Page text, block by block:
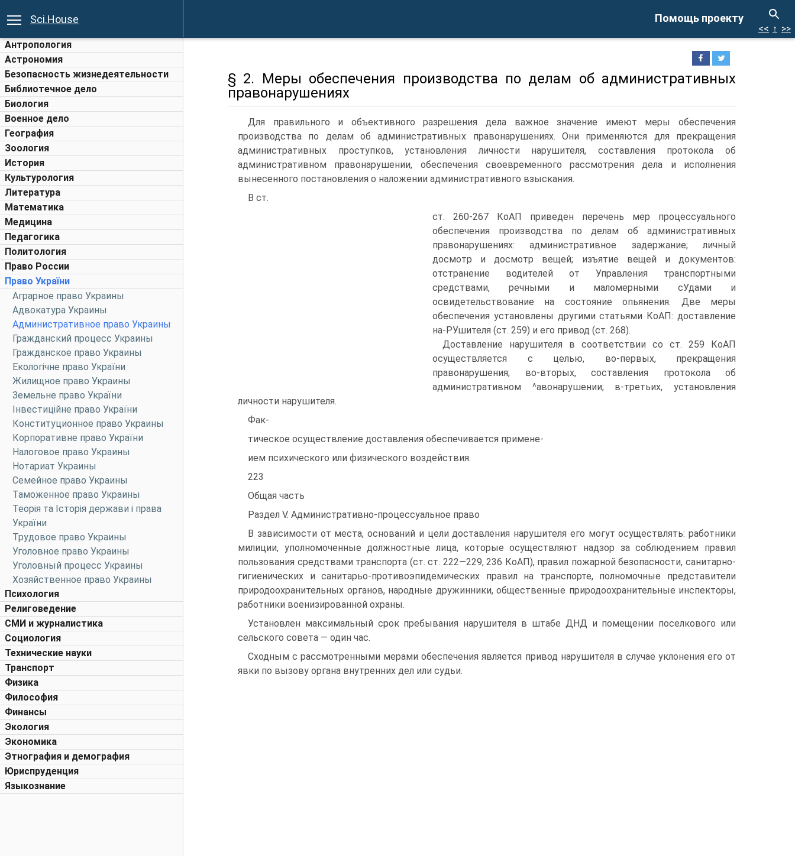
Помощь проекту
Sci.House
Антропология
Астрономия
Безопасность жизнедеятельности
Библиотечное дело
Биология
Военное дело
География
Зоология
История
Культурология
Литература
Математика
Медицина
Педагогика
Политология
Право России
Право України
Аграрное право Украины
Адвокатура Украины
Административное право Украины
Гражданский процесс Украины
Гражданское право Украины
Екологічне право України
Жилищное право Украины
Земельне право України
Інвестиційне право України
Конституционное право Украины
Корпоративне право України
Налоговое право Украины
Нотариат Украины
Семейное право Украины
Таможенное право Украины
Теорія та Історія держави і права
України
Трудовое право Украины
Уголовное право Украины
Уголовный процесс Украины
Хозяйственное право Украины
Психология
Религоведение
СМИ и журналистика
Социология
Технические науки
Транспорт
Физика
Философия
Финансы
Экология
Экономика
Этнография и демография
Юриспруденция
Языкознание
<< ↑ >>
§ 2. Меры обеспечения производства по делам об административных
правонарушениях
Для правильного и объективного разрешения дела важное значение имеют меры обеспечения
производства по делам об административных правонарушениях. Они применяются для прекращения
административных проступков, установления личности нарушителя, составления протокола об
административном правонарушении, обеспечения своевременного рассмотрения дела и исполнения
вынесенного постановления о наложении административного взыскания.
В ст.
ст. 260-267 КоАП приведен перечень мер процессуального
обеспечения производства по делам об административных
правонарушениях: административное задержание; личный
досмотр и досмотр вещей; изъятие вещей и документов:
отстранение водителей от Управления транспортными
средствами, речными и маломерными сУдами и
освидетельствование на состояние опьянения. Две меры
обеспечения установлены другими статьями КоАП: доставление
на-РУшителя (ст. 259) и его привод (ст. 268).
Доставление нарушителя в соответствии со ст. 259 КоАП
осуществляется с целью, во-первых, прекращения
правонарушения; во-вторых, составления протокола об
административном ^авонарушении; в-третьих, установления
личности нарушителя.
Фак-
тическое осуществление доставления обеспечивается примене-
ием психического или физического воздействия.
223
Общая часть
Раздел V. Административно-процессуальное право
В зависимости от места, оснований и цели доставления нарушителя его могут осуществлять: работники
милиции, уполномоченные должностные лица, которые осуществляют надзор за соблюдением правил
пользования средствами транспорта (ст. ст. 222—229, 236 КоАП), правил пожарной безопасности, санитарно-
гигиенических и санитарьо-противоэпидемических правил на транспорте, полномочные представители
природоохранительных органов, народные дружинники, общественные природоохранительные инспекторы,
работники военизированной охраны.
Установлен максимальный срок пребывания нарушителя в штабе ДНД и помещении поселкового или
сельского совета — один час.
Сходным с рассмотренными мерами обеспечения является привод нарушителя в случае уклонения его от
явки по вызову органа внутренних дел или судьи.